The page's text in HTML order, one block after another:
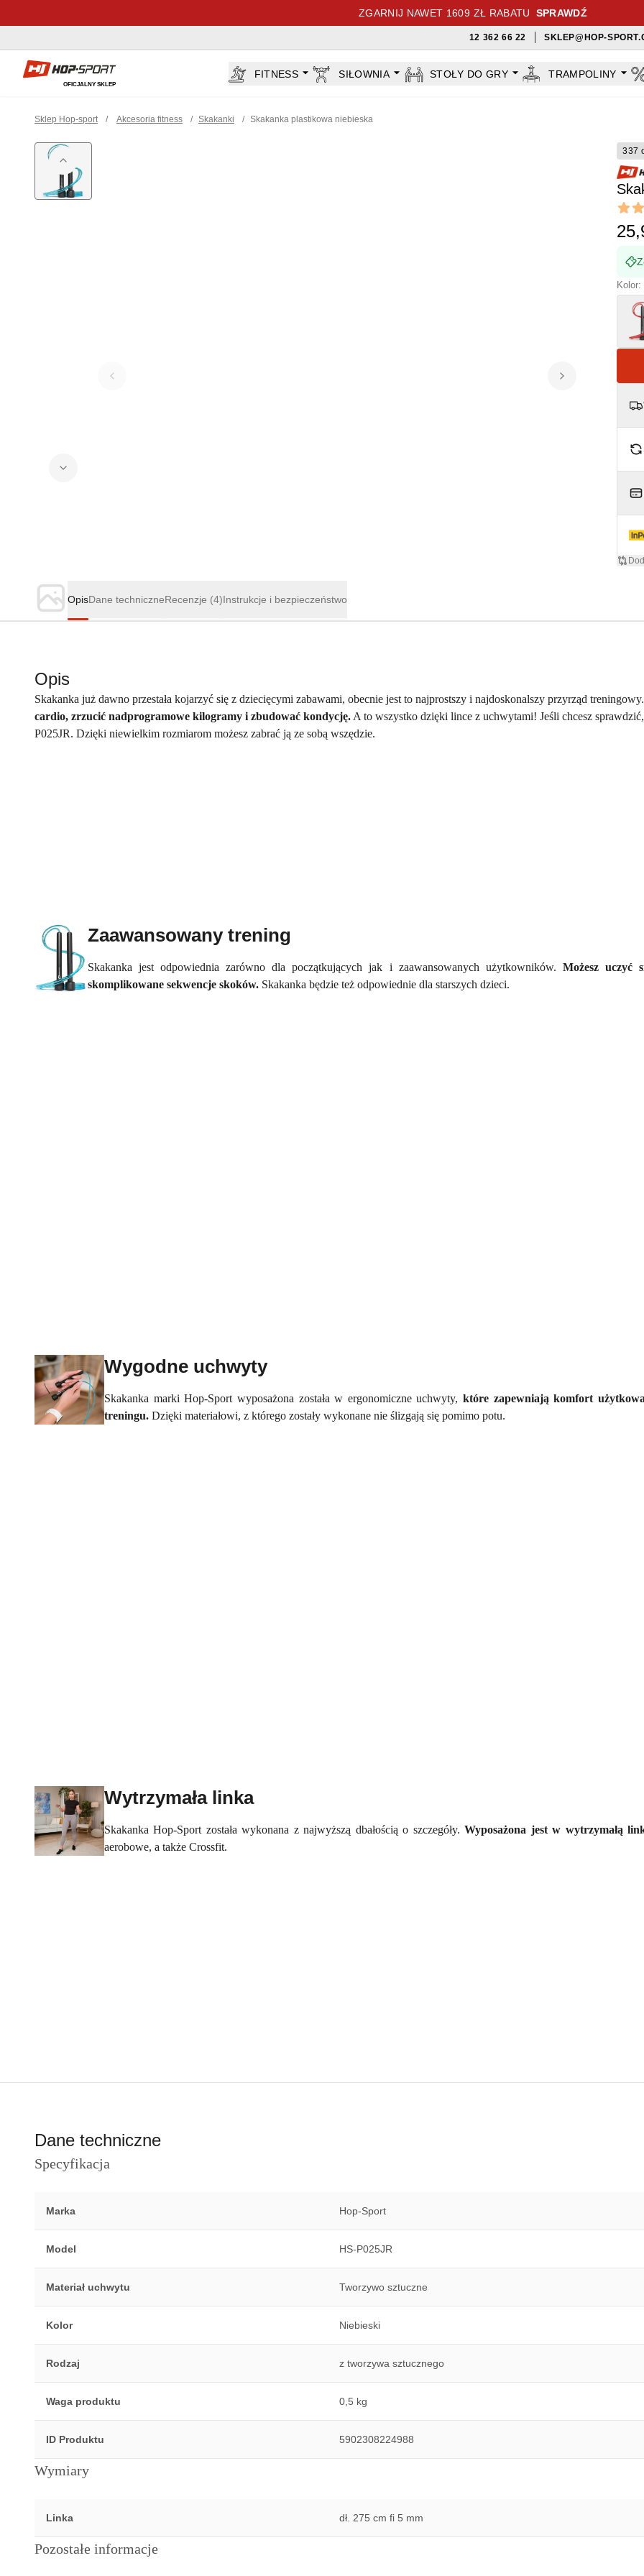
ZGARNIJ NAWET 1609 ZŁ RABATU SPRAWDŹ
12 362 66 22 SKLEP@HOP-
Sklep Hop-sport.pl
OFICJALNY SKLEP
FITNESS SIŁOWNIA STOŁY DO GRY TRAMPOLINY
Sklep Hop-sport / Akcesoria fitness / Skakanki / Skakanka plastikowa niebieska
337
4.75
Kolor:
OpisDane techniczneRecenzje (4)Instrukcje i bezpieczeństwo
Opis
Skakanka już dawno przestała kojarzyć się z dziecięcymi zabawami, obecnie jest to najprostszy i najdoskonalszy przyrząd treningowy.
cardio, zrzucić nadprogramowe kilogramy i zbudować kondycję. A to wszystko dzięki lince z uchwytami! Jeśli chcesz
P025JR. Dzięki niewielkim rozmiarom możesz zabrać ją ze sobą wszędzie.
Zaawansowany trening
Skakanka jest odpowiednia zarówno dla początkujących jak i zaawansowanych użytkowników. Możesz uczyć
skomplikowane sekwencje skoków. Skakanka będzie też odpowiednie dla starszych dzieci.
Wygodne uchwyty
Skakanka marki Hop-Sport wyposażona została w ergonomiczne uchwyty,które zapewniają komfort
treningu. Dzięki materiałowi, z którego zostały wykonane nie ślizgają się pomimo potu.
Wytrzymała linka
Skakanka Hop-Sport została wykonana z najwyższą dbałością o szczegóły.Wyposażona jest w wytrzymałą
aerobowe, a także Crossfit.
Dane techniczne
Specyfikacja
Marka Hop-Sport
Model HS-P025JR
Materiał uchwytu Tworzywo sztuczne
Kolor Niebieski
Rodzaj z tworzywa sztucznego
Waga produktu 0,5 kg
ID Produktu 5902308224988
Wymiary
Linka dł. 275 cm fi 5 mm
Pozostałe informacje